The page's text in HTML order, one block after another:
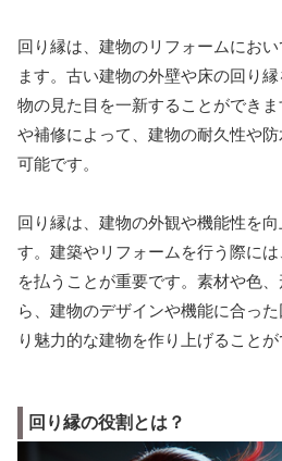
回り縁は、建物のリフォームにお
ます。古い建物の外壁や床の回り
物の見た目を一新することができ
や補修によって、建物の耐久性や
可能です。
回り縁は、建物の外観や機能性を
す。建築やリフォームを行う際に
を払うことが重要です。素材や色
ら、建物のデザインや機能に合っ
り魅力的な建物を作り上げることが
回り縁の役割とは？